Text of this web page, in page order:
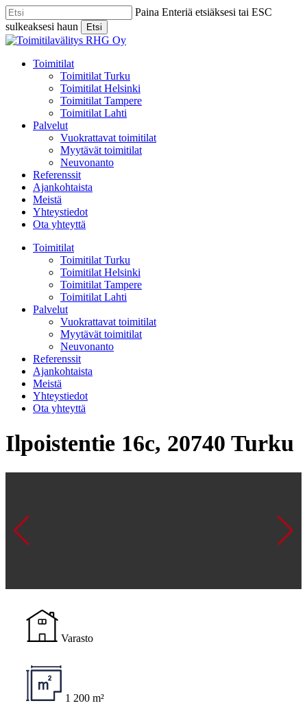
Skip
to
main
content
Paina Enteriä etsiäksesi tai ESC
sulkeaksesi haun
Etsi
Close
Menu
Toimitilat
Toimitilat Turku
Toimitilat Helsinki
Toimitilat Tampere
Toimitilat Lahti
Palvelut
Vuokrattavat toimitilat
Myytävät toimitilat
Neuvonanto
Referenssit
Ajankohtaista
Meistä
Yhteystiedot
Ota yhteyttä
Toimitilat
Toimitilat Turku
Toimitilat Helsinki
Toimitilat Tampere
Toimitilat Lahti
Palvelut
Vuokrattavat toimitilat
Myytävät toimitilat
Neuvonanto
Referenssit
Ajankohtaista
Meistä
Yhteystiedot
Ota yhteyttä
Ilpoistentie 16c, 20740 Turku
Varasto
1 200 m²